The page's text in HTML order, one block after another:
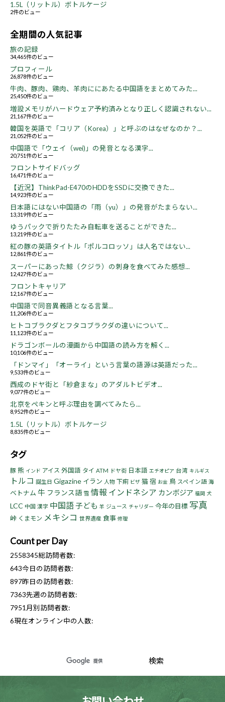
1.5L（リットル）ボトルケージ
2件のビュー
全期間の人気記事
旅の記録
34,465件のビュー
プロフィール
26,878件のビュー
牛肉、豚肉、鶏肉、羊肉ににあたる中国語をまとめてみた...
25,450件のビュー
増設メモリがハードウェア予約済みとなり正しく認識されない...
21,167件のビュー
韓国を英語で「コリア（Korea）」と呼ぶのはなぜなのか？...
21,052件のビュー
中国語で「ウェイ（wei)」の発音となる漢字...
20,751件のビュー
フロントサイドバッグ
16,471件のビュー
【近況】ThinkPad-E470のHDDをSSDに交換できた...
14,923件のビュー
日本語にはない中国語の「雨（yu）」の発音がたまらない...
13,319件のビュー
ゆうパックで折りたたみ自転車を送ることができた...
13,219件のビュー
紅の豚の英語タイトル「ポルコロッソ」は人名ではない...
12,861件のビュー
スーパーにあった鯨（クジラ）の刺身を食べてみた感想...
12,427件のビュー
フロントキャリア
12,167件のビュー
中国語で同音異義語となる言葉...
11,206件のビュー
ヒトコブラクダとフタコブラクダの違いについて...
11,123件のビュー
ドラゴンボールの漫画から中国語の読み方を解く...
10,106件のビュー
「ドンマイ」「オーライ」という言葉の語源は英語だった...
9,533件のビュー
西成のドヤ街と「紗倉まな」のアダルトビデオ...
9,077件のビュー
北京をペキンと呼ぶ理由を調べてみたら...
8,952件のビュー
1.5L（リットル）ボトルケージ
8,835件のビュー
タグ
豚 熊 インド アイス 外国語 タイ ATM ドヤ街 日本語 エチオピア 台湾 キルギス
トルコ 誕生日 Gigazine イラン 人物 下痢 ビザ 猫宿 お金 鳥 スペイン語 海
ベトナム 牛 フランス語 雪 情報 インドネシア カンボジア 福岡 犬
LCC 中国 漢字 中国語子ども 羊 ジュース チャリダー 今年の目標 写真
峠 くまモン メキシコ 世界遺産 食事 修理
Count per Day
2558345総訪問者数:
643今日の訪問者数:
897昨日の訪問者数:
7363先週の訪問者数:
7951 月別訪問者数:
6現在オンライン中の人数: